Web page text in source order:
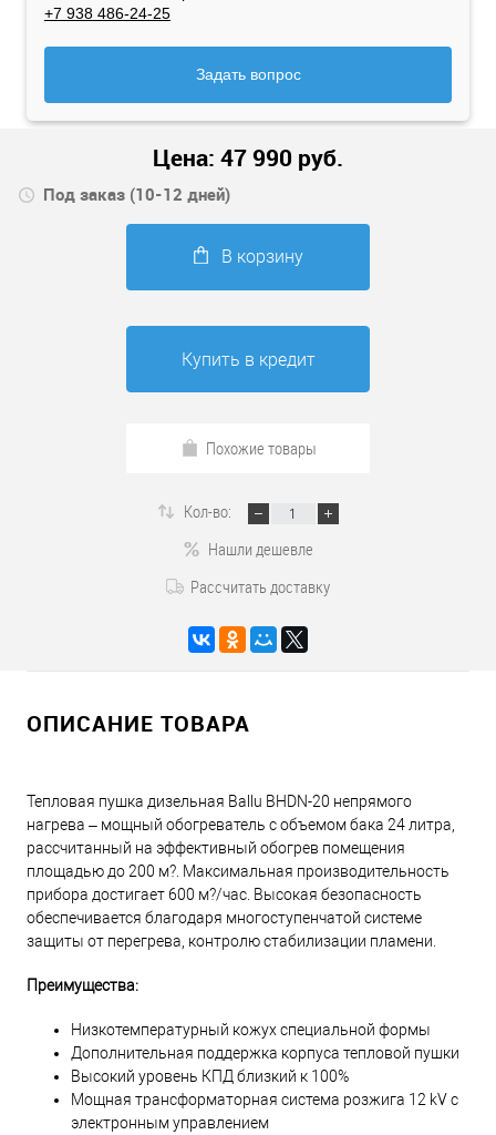
+7 938 486-24-25
Задать вопрос
Цена: 47 990 руб.
Под заказ (10-12 дней)
В корзину
Купить в кредит
Похожие товары
Кол-во:
Нашли дешевле
Рассчитать доставку
ОПИСАНИЕ ТОВАРА
Тепловая пушка дизельная Ballu BHDN-20 непрямого
нагрева – мощный обогреватель с объемом бака 24 литра,
рассчитанный на эффективный обогрев помещения
площадью до 200 м?. Максимальная производительность
прибора достигает 600 м?/час. Высокая безопасность
обеспечивается благодаря многоступенчатой системе
защиты от перегрева, контролю стабилизации пламени.
Преимущества:
Низкотемпературный кожух специальной формы
Дополнительная поддержка корпуса тепловой пушки
Высокий уровень КПД близкий к 100%
Мощная трансформаторная система розжига 12 kV с
электронным управлением